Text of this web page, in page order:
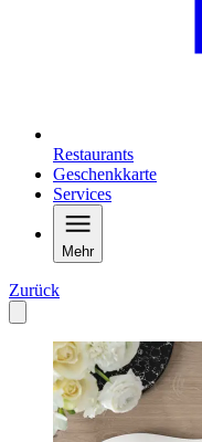
Restaurants
Geschenkkarte
Services
Mehr
Zurück